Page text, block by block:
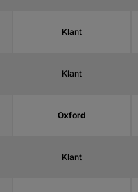
Klant
Klant
Oxford
Klant